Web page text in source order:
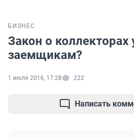
БИЗНЕС
Закон о коллекторах
заемщикам?
1 июля 2016, 17:28 222
Написать